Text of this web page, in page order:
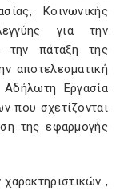
Κοινωνικής
για την
την πάταξη της
αποτελεσματική
Εργασία
που σχετίζονται
της εφαρμογής
,